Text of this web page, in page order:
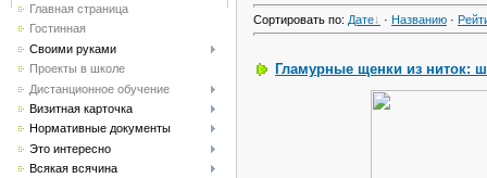
Главная страница
Гостинная
Своими руками
Проекты в школе
Дистанционное обучение
Визитная карточка
Нормативные документы
Это интересно
Всякая всячина
Сортировать по: Дате · Названию ·
Гламурные щенки из ниток: